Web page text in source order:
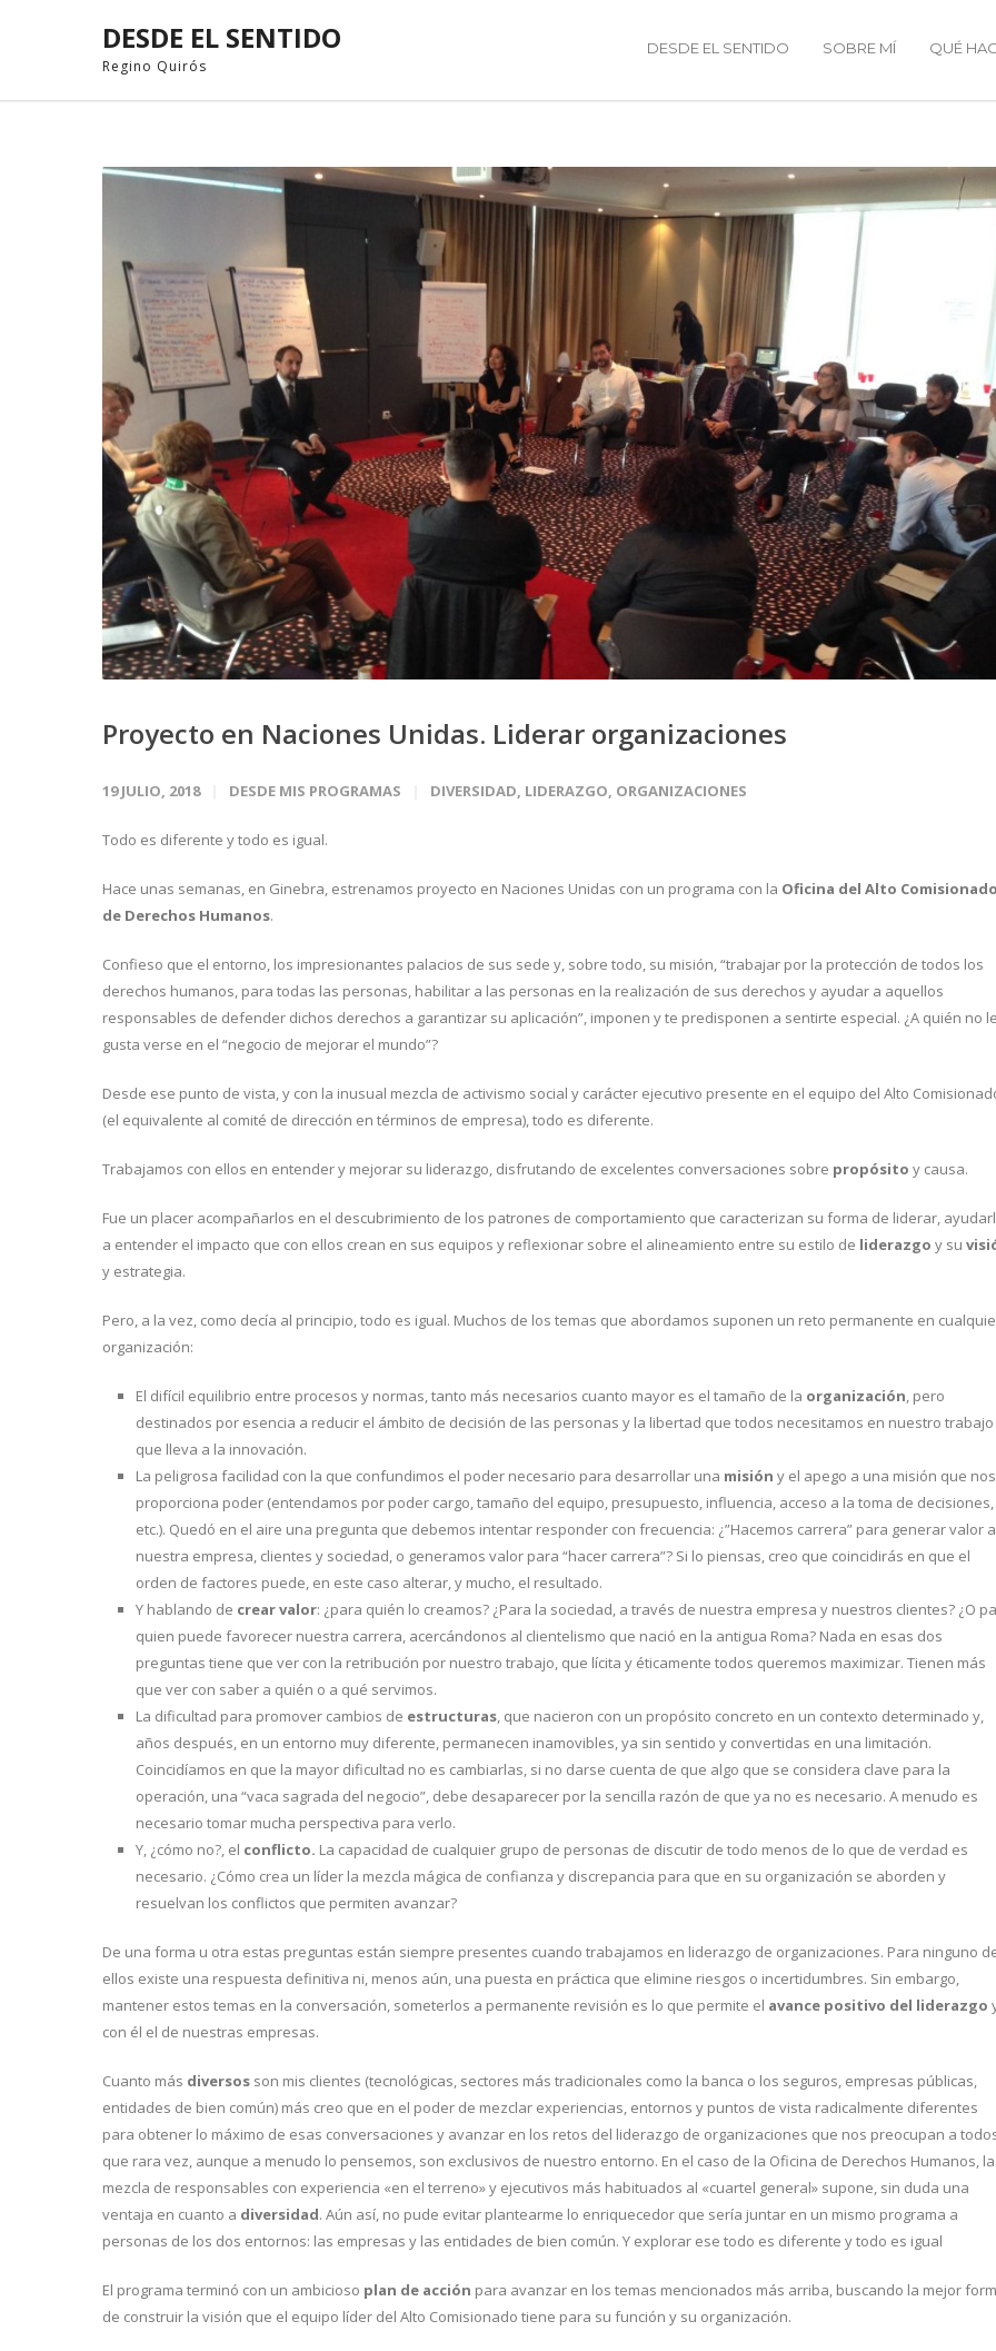
DESDE EL SENTIDO
Regino Quirós
DESDE EL SENTIDO SOBRE MÍ QUÉ
Proyecto en Naciones Unidas. Liderar organizaciones
19 JULIO, 2018 DESDE MIS PROGRAMAS DIVERSIDAD, LIDERAZGO, ORGANIZACIONES
Todo es diferente y todo es igual.
Hace unas semanas, en Ginebra, estrenamos proyecto en Naciones Unidas con un programa con la Oficina del Alto Comisionado
de Derechos Humanos.
Confieso que el entorno, los impresionantes palacios de sus sede y, sobre todo, su misión, “trabajar por la protección de todos los
derechos humanos, para todas las personas, habilitar a las personas en la realización de sus derechos y ayudar a aquellos
responsables de defender dichos derechos a garantizar su aplicación”, imponen y te predisponen a sentirte especial. ¿A quién no le
gusta verse en el “negocio de mejorar el mundo”?
Desde ese punto de vista, y con la inusual mezcla de activismo social y carácter ejecutivo presente en el equipo del Alto
(el equivalente al comité de dirección en términos de empresa), todo es diferente.
Trabajamos con ellos en entender y mejorar su liderazgo, disfrutando de excelentes conversaciones sobre propósito y causa.
Fue un placer acompañarlos en el descubrimiento de los patrones de comportamiento que caracterizan su forma de liderar,
a entender el impacto que con ellos crean en sus equipos y reflexionar sobre el alineamiento entre su estilo de liderazgo y su
y estrategia.
Pero, a la vez, como decía al principio, todo es igual. Muchos de los temas que abordamos suponen un reto permanente en
organización:
El difícil equilibrio entre procesos y normas, tanto más necesarios cuanto mayor es el tamaño de la organización, pero
destinados por esencia a reducir el ámbito de decisión de las personas y la libertad que todos necesitamos en nuestro
que lleva a la innovación.
La peligrosa facilidad con la que confundimos el poder necesario para desarrollar una misión y el apego a una misión que nos
proporciona poder (entendamos por poder cargo, tamaño del equipo, presupuesto, influencia, acceso a la toma de decisiones,
etc.). Quedó en el aire una pregunta que debemos intentar responder con frecuencia: ¿”Hacemos carrera” para generar valor a
nuestra empresa, clientes y sociedad, o generamos valor para “hacer carrera”? Si lo piensas, creo que coincidirás en que el
orden de factores puede, en este caso alterar, y mucho, el resultado.
Y hablando de crear valor: ¿para quién lo creamos? ¿Para la sociedad, a través de nuestra empresa y nuestros clientes? ¿O
quien puede favorecer nuestra carrera, acercándonos al clientelismo que nació en la antigua Roma? Nada en esas dos
preguntas tiene que ver con la retribución por nuestro trabajo, que lícita y éticamente todos queremos maximizar. Tienen más
que ver con saber a quién o a qué servimos.
La dificultad para promover cambios de estructuras, que nacieron con un propósito concreto en un contexto determinado y,
años después, en un entorno muy diferente, permanecen inamovibles, ya sin sentido y convertidas en una limitación.
Coincidíamos en que la mayor dificultad no es cambiarlas, si no darse cuenta de que algo que se considera clave para la
operación, una “vaca sagrada del negocio”, debe desaparecer por la sencilla razón de que ya no es necesario. A menudo es
necesario tomar mucha perspectiva para verlo.
Y, ¿cómo no?, el conflicto. La capacidad de cualquier grupo de personas de discutir de todo menos de lo que de verdad es
necesario. ¿Cómo crea un líder la mezcla mágica de confianza y discrepancia para que en su organización se aborden y
resuelvan los conflictos que permiten avanzar?
De una forma u otra estas preguntas están siempre presentes cuando trabajamos en liderazgo de organizaciones. Para ninguno
ellos existe una respuesta definitiva ni, menos aún, una puesta en práctica que elimine riesgos o incertidumbres. Sin embargo,
mantener estos temas en la conversación, someterlos a permanente revisión es lo que permite el avance positivo del liderazgo
con él el de nuestras empresas.
Cuanto más diversos son mis clientes (tecnológicas, sectores más tradicionales como la banca o los seguros, empresas públicas,
entidades de bien común) más creo que en el poder de mezclar experiencias, entornos y puntos de vista radicalmente diferentes
para obtener lo máximo de esas conversaciones y avanzar en los retos del liderazgo de organizaciones que nos preocupan a
que rara vez, aunque a menudo lo pensemos, son exclusivos de nuestro entorno. En el caso de la Oficina de Derechos Humanos, la
mezcla de responsables con experiencia «en el terreno» y ejecutivos más habituados al «cuartel general» supone, sin duda una
ventaja en cuanto a diversidad. Aún así, no pude evitar plantearme lo enriquecedor que sería juntar en un mismo programa a
personas de los dos entornos: las empresas y las entidades de bien común. Y explorar ese todo es diferente y todo es igual
El programa terminó con un ambicioso plan de acción para avanzar en los temas mencionados más arriba, buscando la mejor
de construir la visión que el equipo líder del Alto Comisionado tiene para su función y su organización.